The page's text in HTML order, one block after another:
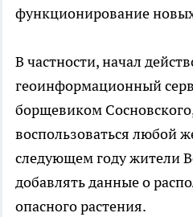
функционирование
В частности, начал
геоинформационный
борщевиком
воспользоваться любой
следующем году жители
добавлять данные о
опасного растения.